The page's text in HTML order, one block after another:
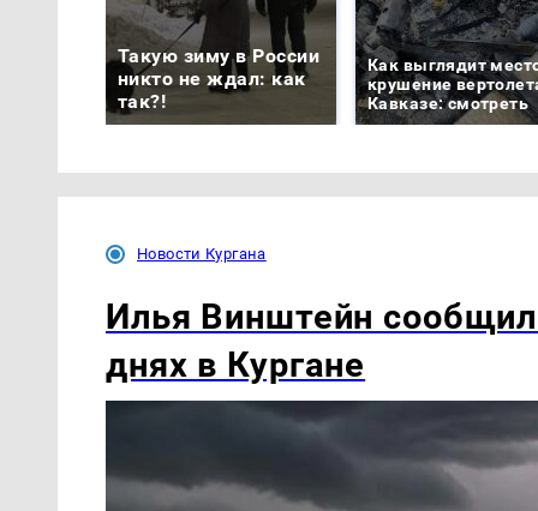
Такую зиму в России
никто не ждал: как
так?!
Как выглядит
крушение
Кавказе: смотреть
Новости Кургана
Илья Винштейн
днях в Кургане